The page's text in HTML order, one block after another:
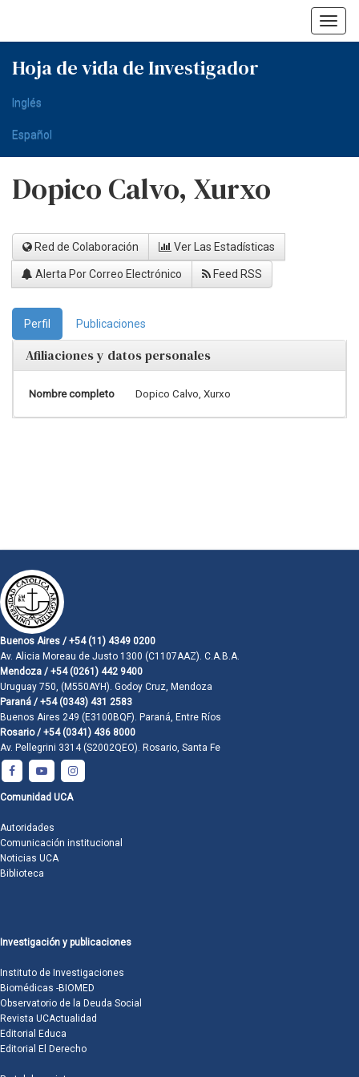
Hoja de vida de Investigador
Inglés
Español
Dopico Calvo, Xurxo
Red de Colaboración Ver Las Estadísticas
Alerta Por Correo Electrónico Feed RSS
Perfil Publicaciones
Afiliaciones y datos personales
Nombre completo Dopico Calvo, Xurxo
Buenos Aires / +54 (11) 4349 0200
Av. Alicia Moreau de Justo 1300 (C1107AAZ). C.A.B.A.
Mendoza / +54 (0261) 442 9400
Uruguay 750, (M550AYH). Godoy Cruz, Mendoza
Paraná / +54 (0343) 431 2583
Buenos Aires 249 (E3100BQF). Paraná, Entre Ríos
Rosario / +54 (0341) 436 8000
Av. Pellegrini 3314 (S2002QEO). Rosario, Santa Fe
Comunidad UCA
Autoridades
Comunicación institucional
Noticias UCA
Biblioteca
Investigación y publicaciones
Instituto de Investigaciones
Biomédicas -BIOMED
Observatorio de la Deuda Social
Revista UCActualidad
Editorial Educa
Editorial El Derecho